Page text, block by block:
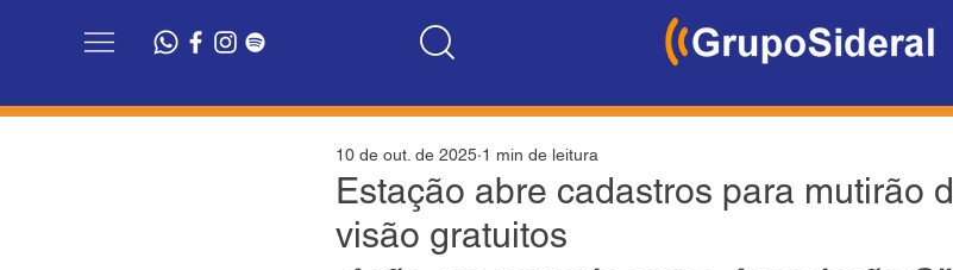
Estação abre cadastros para mutirão
visão gratuitos
10 de out. de 2025 1 min de leitura